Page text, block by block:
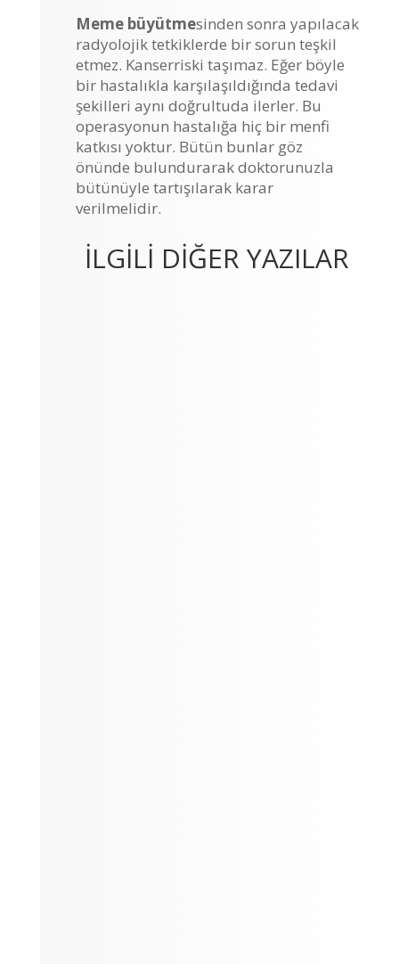
Meme büyütmesinden sonra yapılacak
radyolojik tetkiklerde bir sorun teşkil
etmez. Kanserriski taşımaz. Eğer böyle
bir hastalıkla karşılaşıldığında tedavi
şekilleri aynı doğrultuda ilerler. Bu
operasyonun hastalığa hiç bir menfi
katkısı yoktur. Bütün bunlar göz
önünde bulundurarak doktorunuzla
bütünüyle tartışılarak karar
verilmelidir.
İLGİLİ DİĞER YAZILAR